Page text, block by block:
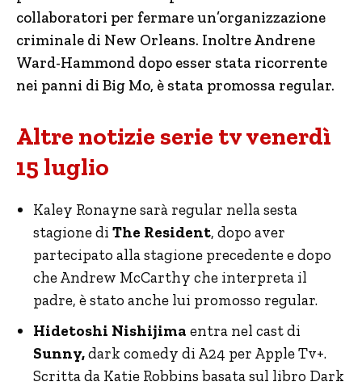
collaboratori per fermare un’organizzazione
criminale di New Orleans. Inoltre Andrene
Ward-Hammond dopo esser stata ricorrente
nei panni di Big Mo, è stata promossa regular.
Altre notizie serie tv venerdì
15 luglio
Kaley Ronayne sarà regular nella sesta
stagione di The Resident, dopo aver
partecipato alla stagione precedente e dopo
che Andrew McCarthy che interpreta il
padre, è stato anche lui promosso regular.
Hidetoshi Nishijima entra nel cast di
Sunny,dark comedy di A24 per Apple Tv+.
Scritta da Katie Robbins basata sul libro Dark